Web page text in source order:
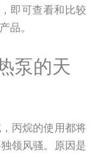
即可查看和比较
品。
泵的天
丙烷的使用都将
领风骚。原因是